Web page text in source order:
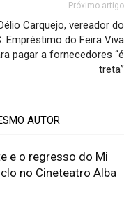
Próximo artigo
Carquejo, vereador do
Empréstimo do Feira Viva
pagar a fornecedores “é
treta”
AUTOR
e o regresso do Mi
no Cineteatro Alba